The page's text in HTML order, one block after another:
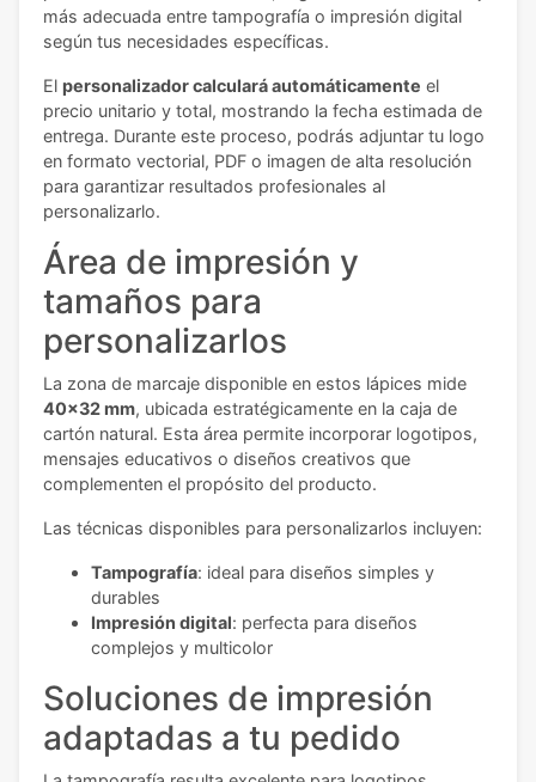
más adecuada entre tampografía o impresión digital
según tus necesidades específicas.
El personalizador calculará automáticamente el
precio unitario y total, mostrando la fecha estimada de
entrega. Durante este proceso, podrás adjuntar tu logo
en formato vectorial, PDF o imagen de alta resolución
para garantizar resultados profesionales al
personalizarlo.
Área de impresión y
tamaños para
personalizarlos
La zona de marcaje disponible en estos lápices mide
40x32 mm, ubicada estratégicamente en la caja de
cartón natural. Esta área permite incorporar logotipos,
mensajes educativos o diseños creativos que
complementen el propósito del producto.
Las técnicas disponibles para personalizarlos incluyen:
Tampografía: ideal para diseños simples y
durables
Impresión digital: perfecta para diseños
complejos y multicolor
Soluciones de impresión
adaptadas a tu pedido